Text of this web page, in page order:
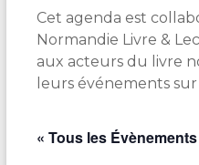
Cet agenda est
Normandie Livre &
aux acteurs du livre
leurs événements
« Tous les Évènements